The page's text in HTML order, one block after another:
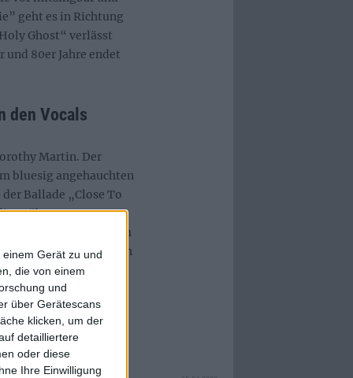
Gerät zu und
die von einem
und
über Gerätescans
klicken, um der
detailliertere
oder diese
Ihre Einwilligung
geht es in Richtung
Ghost“ verlässt
80er Jahre endet
den Vocals
Martin. Der
bluesig angehauchten
Ballade „Close To
überzeugen.
mögen und einem
sollten
geben.